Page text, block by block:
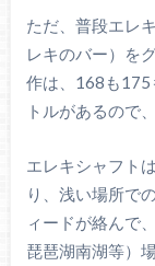
ただ、普段エレ
レキのバー）を
作は、168も175
トルがあるので
エレキシャフト
り、浅い場所で
ィードが絡んで
琵琶湖南湖等）